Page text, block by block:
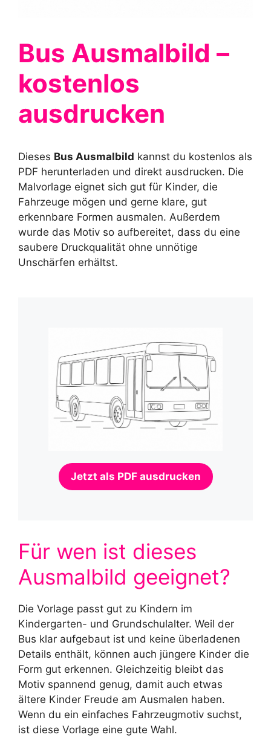
Bus Ausmalbild –
kostenlos
ausdrucken
Dieses Bus Ausmalbild kannst du kostenlos als
PDF herunterladen und direkt ausdrucken. Die
Malvorlage eignet sich gut für Kinder, die
Fahrzeuge mögen und gerne klare, gut
erkennbare Formen ausmalen. Außerdem
wurde das Motiv so aufbereitet, dass du eine
saubere Druckqualität ohne unnötige
Unschärfen erhältst.
Jetzt als PDF ausdrucken
Für wen ist dieses
Ausmalbild geeignet?
Die Vorlage passt gut zu Kindern im
Kindergarten- und Grundschulalter. Weil der
Bus klar aufgebaut ist und keine überladenen
Details enthält, können auch jüngere Kinder die
Form gut erkennen. Gleichzeitig bleibt das
Motiv spannend genug, damit auch etwas
ältere Kinder Freude am Ausmalen haben.
Wenn du ein einfaches Fahrzeugmotiv suchst,
ist diese Vorlage eine gute Wahl.